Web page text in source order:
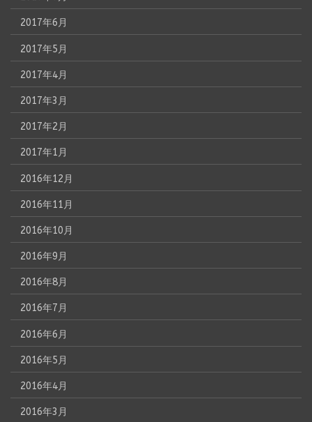
2017年6月
2017年5月
2017年4月
2017年3月
2017年2月
2017年1月
2016年12月
2016年11月
2016年10月
2016年9月
2016年8月
2016年7月
2016年6月
2016年5月
2016年4月
2016年3月